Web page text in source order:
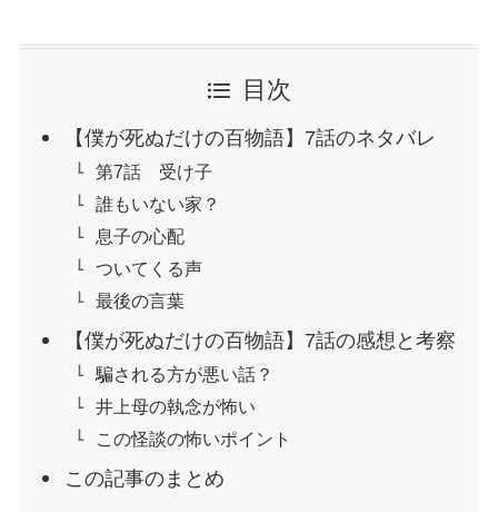
目次
【僕が死ぬだけの百物語】7話のネタバレ
第7話 受け子
誰もいない家？
息子の心配
ついてくる声
最後の言葉
【僕が死ぬだけの百物語】7話の感想と考察
騙される方が悪い話？
井上母の執念が怖い
この怪談の怖いポイント
この記事のまとめ